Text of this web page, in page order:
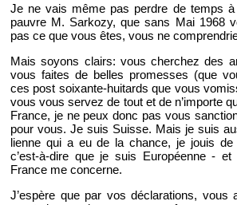
Je ne vais même pas perdre de temps
pauvre M. Sar­kozy, que sans Mai 1968
pas ce que vous êtes, vous ne
Mais soyons clairs: vous cher­chez des
vous faites de belles pro­messes (que
ces post soixante-hui­tards que vous
vous vous ser­vez de tout et de n’im­porte
France, je ne peux donc pas vous
pour vous. Je suis Suisse. Mais je suis
lienne qui a eu de la chance, je jouis de
c’est-à-dire que je suis Eu­ro­péenne -
France me concerne.
J’es­père que par vos dé­cla­ra­tions,